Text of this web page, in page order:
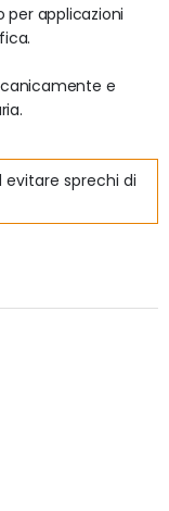
per applicazioni
e
di
ruota contro un
a una
sprechi di